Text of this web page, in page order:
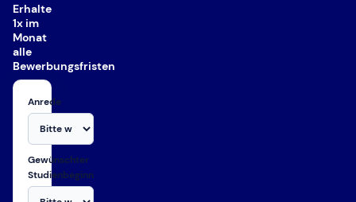
Erhalte
1x im
Monat
alle
Bewerbungsfristen
Anrede
Gewünschter
Studienbeginn